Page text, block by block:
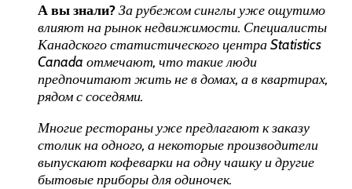
А вы знали?За рубежом синглы ужеощутимо
влияют на рынок недвижимости. Специалисты
Канадского статистического центра Statistics
Canada отмечают, что такие люди
предпочитают жить не в домах, а в квартирах,
рядом с соседями.
Многие рестораны уже предлагают к заказу
столик на одного, а некоторые производители
выпускают кофеварки на одну чашку и другие
бытовые приборы для одиночек.